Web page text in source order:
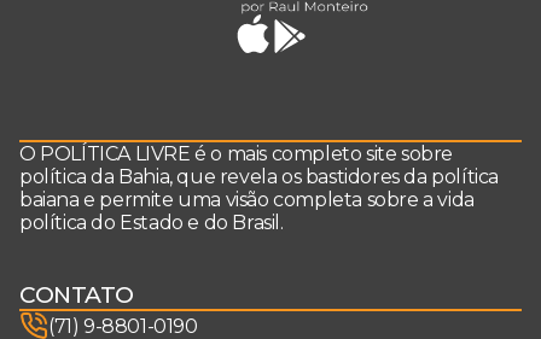
O POLÍTICA LIVRE é o mais completo site sobre
política da Bahia, que revela os bastidores da política
baiana e permite uma visão completa sobre a vida
política do Estado e do Brasil.
CONTATO
(71) 9-8801-0190